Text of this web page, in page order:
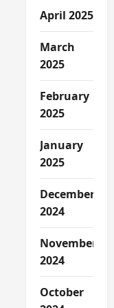
April 2025
March
2025
February
2025
January
2025
December
2024
November
2024
October